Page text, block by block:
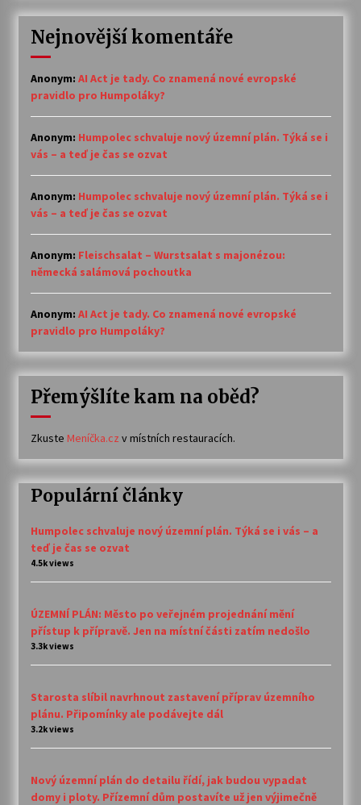
Nejnovější komentáře
Anonym: AI Act je tady. Co znamená nové evropské
pravidlo pro Humpoláky?
Anonym: Humpolec schvaluje nový územní plán. Týká se i
vás – a teď je čas se ozvat
Anonym: Humpolec schvaluje nový územní plán. Týká se i
vás – a teď je čas se ozvat
Anonym: Fleischsalat – Wurstsalat s majonézou:
německá salámová pochoutka
Anonym: AI Act je tady. Co znamená nové evropské
pravidlo pro Humpoláky?
Přemýšlíte kam na oběd?
Zkuste Meníčka.cz v místních restauracích.
Populární články
Humpolec schvaluje nový územní plán. Týká se i vás – a
teď je čas se ozvat
4.5k views
ÚZEMNÍ PLÁN: Město po veřejném projednání mění
přístup k přípravě. Jen na místní části zatím nedošlo
3.3k views
Starosta slíbil navrhnout zastavení příprav územního
plánu. Připomínky ale podávejte dál
3.2k views
Nový územní plán do detailu řídí, jak budou vypadat
domy i ploty. Přízemní dům postavíte už jen výjimečně